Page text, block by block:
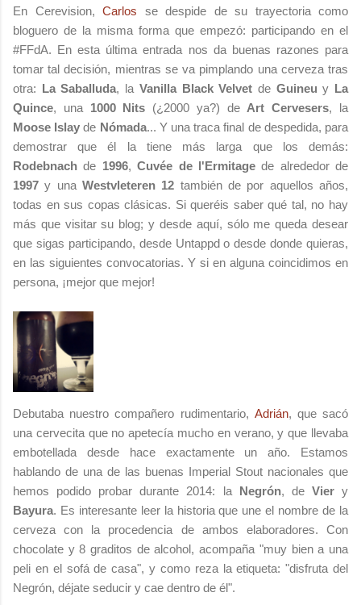
En Cerevision, Carlos se despide de su trayectoria como
bloguero de la misma forma que empezó: participando en el
#FFdA. En esta última entrada nos da buenas razones para
tomar tal decisión, mientras se va pimplando una cerveza tras
otra: La Saballuda, la Vanilla Black Velvet de Guineu y La
Quince, una 1000 Nits (¿2000 ya?) de Art Cervesers, la
Moose Islay de Nómada... Y una traca final de despedida, para
demostrar que él la tiene más larga que los demás:
Rodebnach de 1996,Cuvée de l'Ermitagede alrededor de
1997 y una Westvleteren 12 también de por aquellos años,
todas en sus copas clásicas. Si queréis saber qué tal, no hay
más que visitar su blog; y desde aquí, sólo me queda desear
que sigas participando, desde Untappd o desde donde quieras,
en las siguientes convocatorias. Y si en alguna coincidimos en
persona, ¡mejor que mejor!
Debutaba nuestro compañero rudimentario, Adrián, que sacó
una cervecita que no apetecía mucho en verano, y que llevaba
embotellada desde hace exactamente un año. Estamos
hablando de una de las buenas Imperial Stout nacionales que
hemos podido probar durante 2014: la Negrón, de Viery
Bayura. Es interesante leer la historia que une el nombre de la
cerveza con la procedencia de ambos elaboradores. Con
chocolate y 8 graditos de alcohol, acompaña "muy bien a una
peli en el sofá de casa", y como reza la etiqueta: "disfruta del
Negrón, déjate seducir y cae dentro de él".